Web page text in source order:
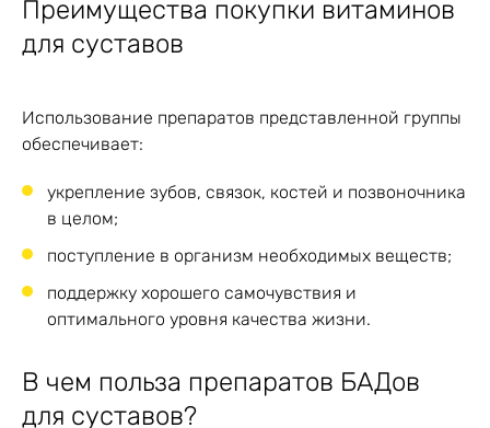
Преимущества покупки витаминов
для суставов
Использование препаратов представленной группы
обеспечивает:
укрепление зубов, связок, костей и позвоночника
в целом;
поступление в организм необходимых веществ;
поддержку хорошего самочувствия и
оптимального уровня качества жизни.
В чем польза препаратов БАДов
для суставов?